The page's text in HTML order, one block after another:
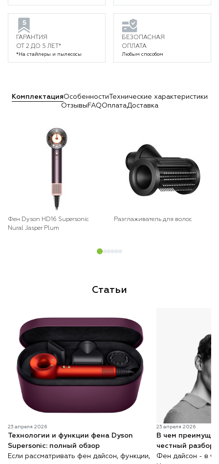
ГАРАНТИЯ
ОТ 2 ДО 5 ЛЕТ*
*На стайлеры и пылесосы
БЕЗОПАСНАЯ
ОПЛАТА
Любым способом
КомплектацияОсобенности Технические характеристики
Отзывы FAQОплатаДоставка
Фен Dyson HD16 Supersonic
Nural Jasper Plum
Разглаживатель для волос
Статьи
23 апреля 2026
Технологии и функции фена Dyson
Supersonic: полный обзор
Если рассматривать фен дайсон, функции,
23 апреля 2026
В чем
честный разбор
Фен дайсон - в